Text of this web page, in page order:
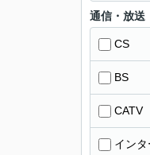
通信・放送
CS
BS
CATV
イン